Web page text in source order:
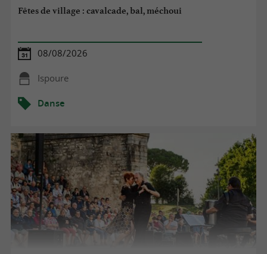
Fêtes de village : cavalcade, bal, méchoui
08/08/2026
Ispoure
Danse